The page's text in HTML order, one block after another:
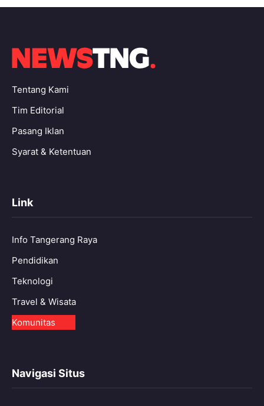
Tentang Kami
Tim Editorial
Pasang Iklan
Syarat & Ketentuan
Link
Info Tangerang Raya
Pendidikan
Teknologi
Travel & Wisata
Komunitas
Navigasi Situs